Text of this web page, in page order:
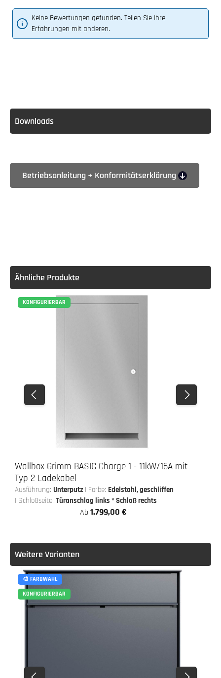
Keine Bewertungen gefunden. Teilen Sie Ihre
Erfahrungen mit anderen.
Downloads
Betriebsanleitung + Konformitätserklärung
Ähnliche Produkte
KONFIGURIERBAR
Wallbox Grimm BASIC Charge 1 - 11kW/16A mit
Typ 2 Ladekabel
Ausführung: Unterputz | Farbe: Edelstahl, geschliffen
| Schloßseite:Türanschlag links * Schloß rechts
Ab 1.799,00 €
Weitere Varianten
🎨 FARBWAHL
KONFIGURIERBAR